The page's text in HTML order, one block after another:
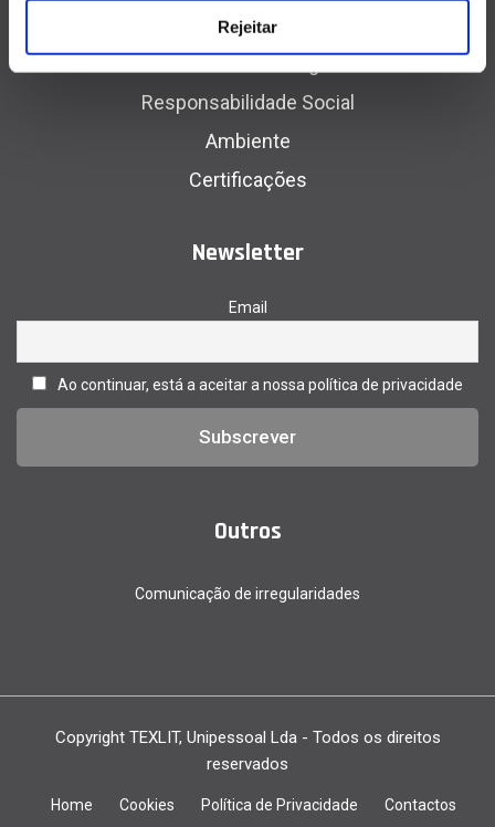
Rejeitar
Produção
Responsabilidade Social
Ambiente
Certificações
Newsletter
Email
Ao continuar, está a aceitar a nossa política de privacidade
Outros
Comunicação de irregularidades
Copyright TEXLIT, Unipessoal Lda - Todos os direitos
reservados
Home Cookies Política de Privacidade Contactos